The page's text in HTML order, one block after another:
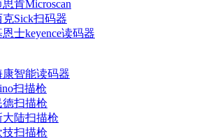
思肯Microscan
克Sick扫码器
恩士keyence读码器
康智能读码器
扫描枪
德扫描枪
大陆扫描枪
技扫描枪